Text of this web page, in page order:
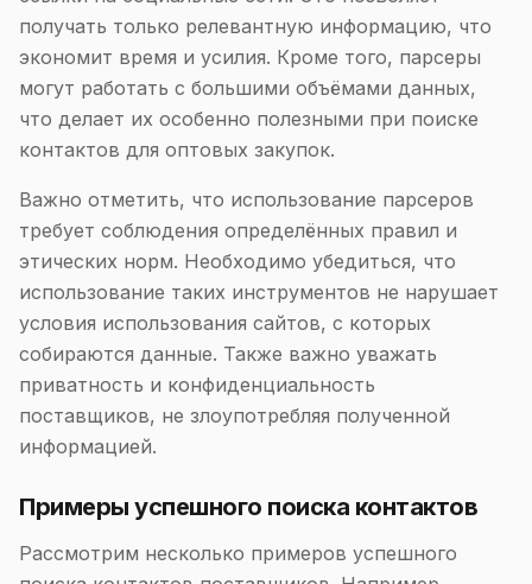
получать только релевантную информацию, что
экономит время и усилия. Кроме того, парсеры
могут работать с большими объёмами данных,
что делает их особенно полезными при поиске
контактов для оптовых закупок.
Важно отметить, что использование парсеров
требует соблюдения определённых правил и
этических норм. Необходимо убедиться, что
использование таких инструментов не нарушает
условия использования сайтов, с которых
собираются данные. Также важно уважать
приватность и конфиденциальность
поставщиков, не злоупотребляя полученной
информацией.
Примеры успешного поиска контактов
Рассмотрим несколько примеров успешного